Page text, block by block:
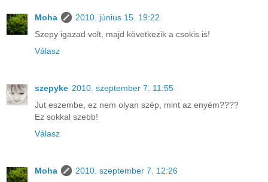
Moha
2010. június 15. 19:22
Szepy igazad volt, majd következik a csokis is!
Válasz
szepyke 2010. szeptember 7. 11:55
Jut eszembe, ez nem olyan szép, mint az enyém????
Ez sokkal szebb!
Válasz
Moha
2010. szeptember 7. 12:26